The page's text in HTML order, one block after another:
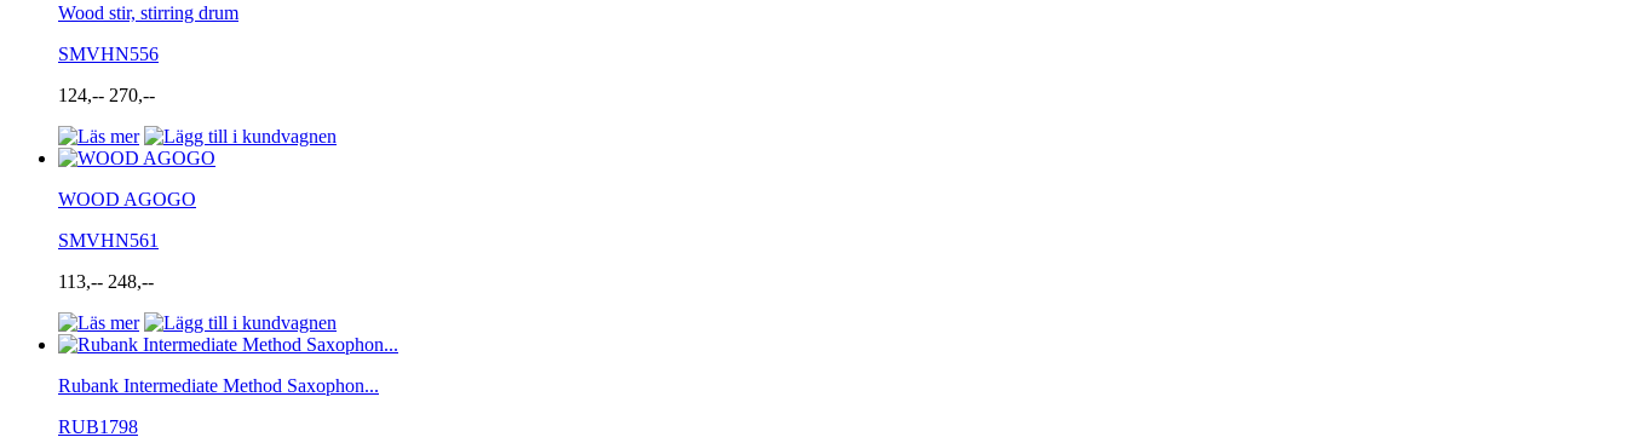
Wood stir, stirring drum
SMVHN556
124,-- 270,--
WOOD AGOGO
SMVHN561
113,-- 248,--
Rubank Intermediate Method Saxophon...
RUB1798